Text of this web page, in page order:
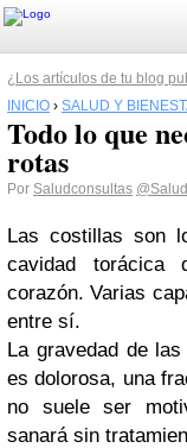
¿Los artículos de tu blog
INICIO › SALUD Y
Todo lo que
rotas
Por Saludconsultas
Las costillas son
cavidad torácica
corazón. Varias
entre sí.
La gravedad de
es dolorosa, una
no suele ser
sanará sin